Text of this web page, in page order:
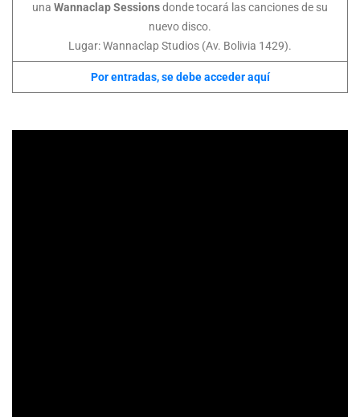
una Wannaclap Sessionsdonde tocará las canciones de su
nuevo disco.
Lugar: Wannaclap Studios (Av. Bolivia 1429).­
Por entradas, se debe acceder aquí